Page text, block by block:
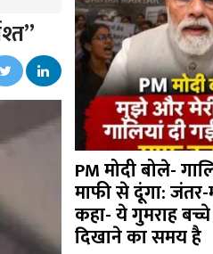
PM मोदी बोले-
माफी से दूंगा:
कहा- ये गुमराह बच्चे
दिखाने का समय है